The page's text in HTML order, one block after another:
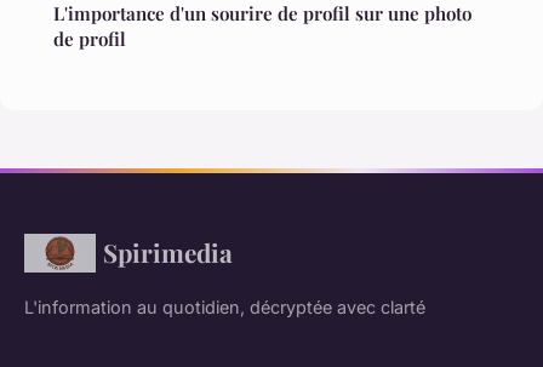
L'importance d'un sourire de profil sur une photo
de profil
Spirimedia
L'information au quotidien, décryptée avec clarté